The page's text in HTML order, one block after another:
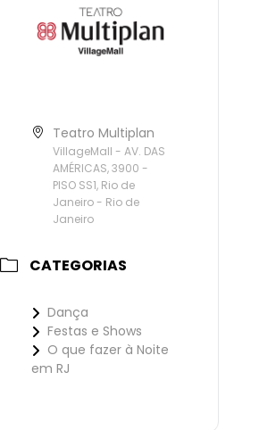
Teatro Multiplan
VillageMall - AV. DAS
AMÉRICAS, 3900 -
PISO SS1, Rio de
Janeiro - Rio de
Janeiro
CATEGORIAS
Dança
Festas e Shows
O que fazer à Noite
em RJ